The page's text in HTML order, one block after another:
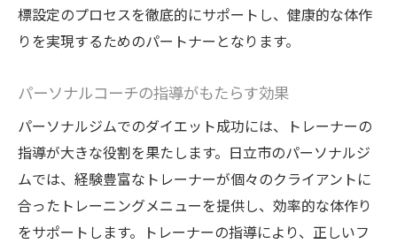
標設定のプロセスを徹底的にサポートし、健康的な体作
りを実現するためのパートナーとなります。
パーソナルコーチの指導がもたらす効果
パーソナルジムでのダイエット成功には、トレーナーの
指導が大きな役割を果たします。日立市のパーソナルジ
ムでは、経験豊富なトレーナーが個々のクライアントに
合ったトレーニングメニューを提供し、効率的な体作り
をサポートします。トレーナーの指導により、正しいフ